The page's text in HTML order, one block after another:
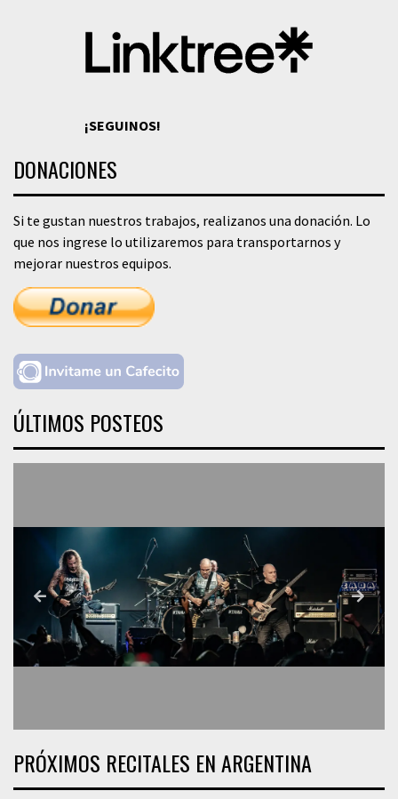
¡SEGUINOS!
DONACIONES
Si te gustan nuestros trabajos, realizanos una donación. Lo
que nos ingrese lo utilizaremos para transportarnos y
mejorar nuestros equipos.
ÚLTIMOS POSTEOS
PRÓXIMOS RECITALES EN ARGENTINA